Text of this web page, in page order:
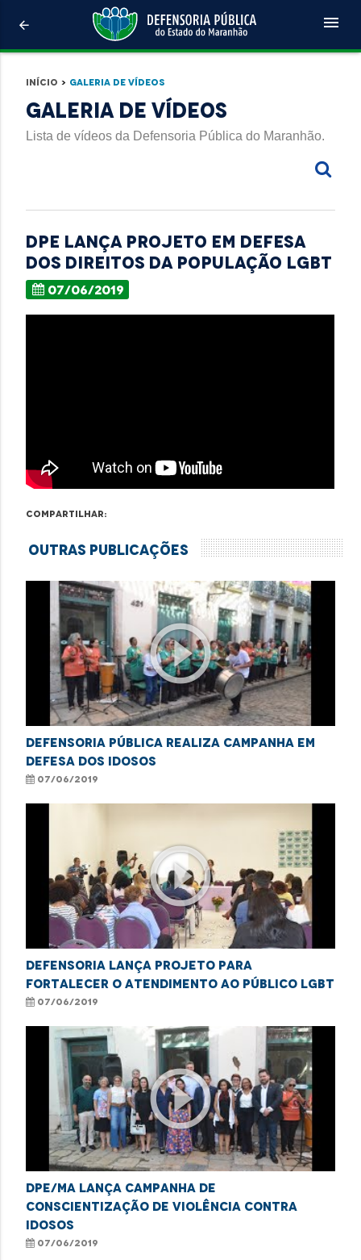
arrow_back menu
Início > Galeria de Vídeos
Galeria de Vídeos
Lista de vídeos da Defensoria Pública do Maranhão.
DPE lança projeto em defesa
dos direitos da população LGBT
07/06/2019
Compartilhar:
Outras Publicações
play_circle_outline
Defensoria Pública realiza campanha em
defesa dos idosos
07/06/2019
play_circle_outline
Defensoria lança projeto para
fortalecer o atendimento ao público LGBT
07/06/2019
play_circle_outline
DPE/MA lança campanha de
conscientização de violência contra
idosos
07/06/2019